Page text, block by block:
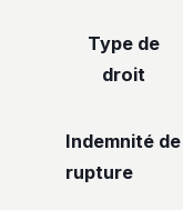
Type de
droit
Indemnité de
rupture